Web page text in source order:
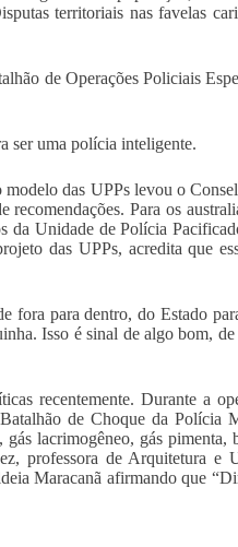
territoriais nas favelas
de Operações Policiais
ser uma polícia inteligente.
das UPPs levou o
Para os
da Unidade de Polícia
das UPPs, acredita que
fora para dentro, do Estado
Isso é sinal de algo bom,
recentemente. Durante a
de Choque da Polícia
lacrimogêneo, gás pimenta,
professora de Arquitetura e
Maracanã afirmando que